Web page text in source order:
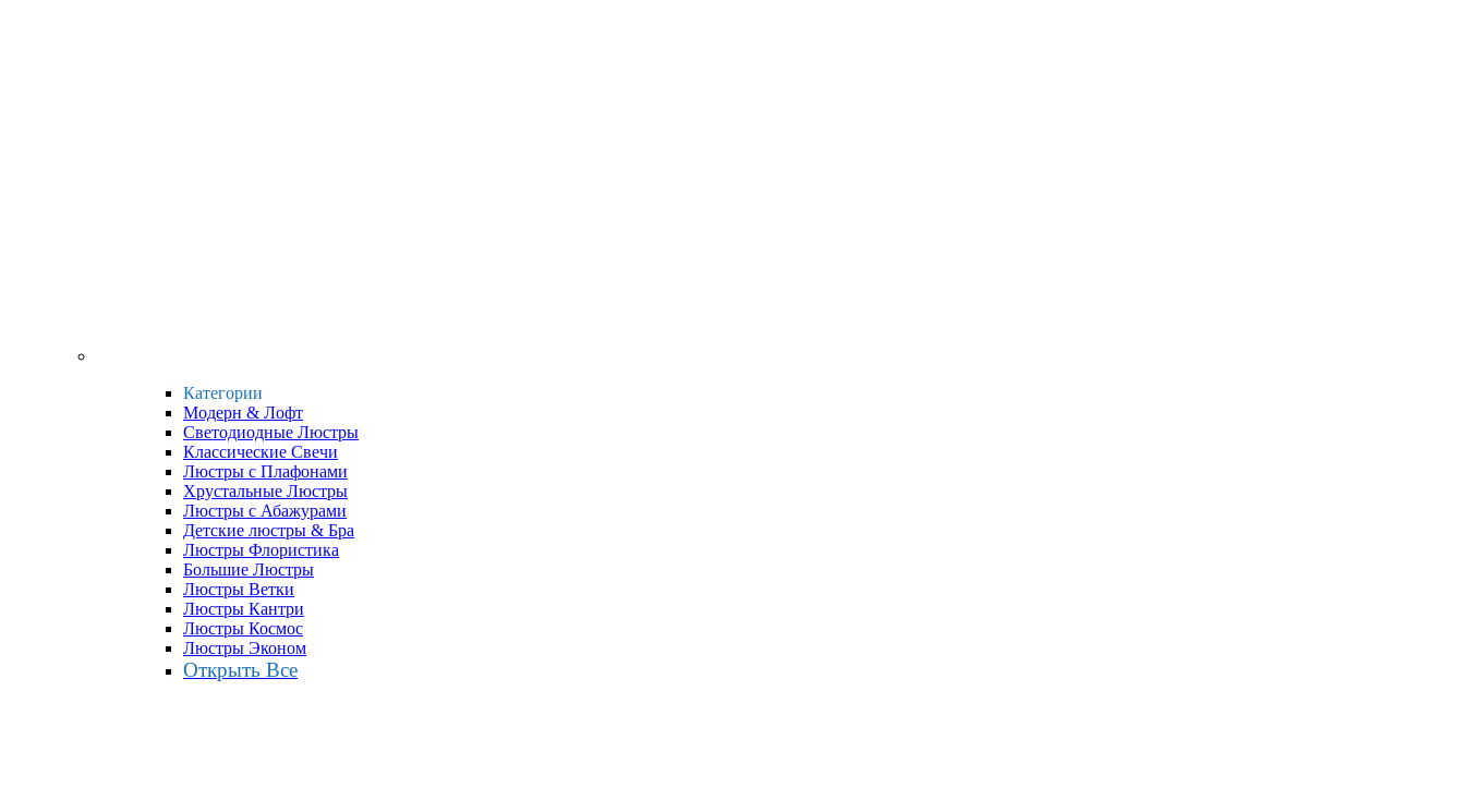
Категории
Модерн & Лофт
Светодиодные Люстры
Классические Свечи
Люстры с Плафонами
Хрустальные Люстры
Люстры с Абажурами
Детские люстры & Бра
Люстры Флористика
Большие Люстры
Люстры Ветки
Люстры Кантри
Люстры Космос
Люстры Эконом
Открыть Все